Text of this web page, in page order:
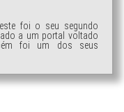
foi o seu segundo
a um portal voltado
foi um dos seus